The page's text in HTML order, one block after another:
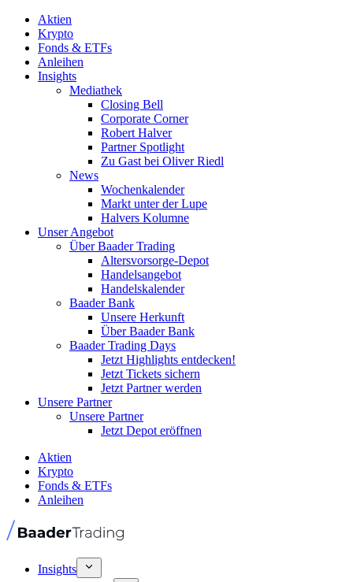
Aktien
Krypto
Fonds & ETFs
Anleihen
Insights
Mediathek
Closing Bell
Corporate Corner
Robert Halver
Partner Spotlight
Zu Gast bei Oliver Riedl
News
Wochenkalender
Markt unter der Lupe
Halvers Kolumne
Unser Angebot
Über Baader Trading
Altersvorsorge-Depot
Handelsangebot
Handelskalender
Baader Bank
Unsere Herkunft
Über Baader Bank
Baader Trading Days
Jetzt Highlights entdecken!
Jetzt Tickets sichern
Jetzt Partner werden
Unsere Partner
Unsere Partner
Jetzt Depot eröffnen
Aktien
Krypto
Fonds & ETFs
Anleihen
Insights